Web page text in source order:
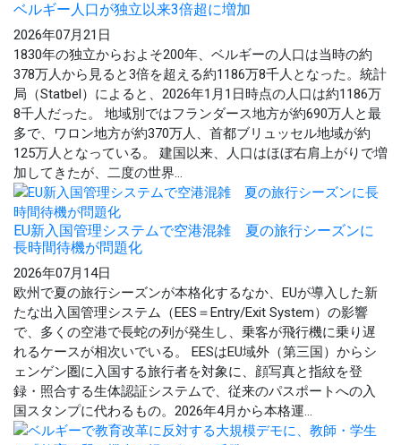
ベルギー人口が独立以来3倍超に増加
2026年07月21日
1830年の独立からおよそ200年、ベルギーの人口は当時の約
378万人から見ると3倍を超える約1186万8千人となった。統計
局（Statbel）によると、2026年1月1日時点の人口は約1186万
8千人だった。 地域別ではフランダース地方が約690万人と最
多で、ワロン地方が約370万人、首都ブリュッセル地域が約
125万人となっている。 建国以来、人口はほぼ右肩上がりで増
加してきたが、二度の世界...
EU新入国管理システムで空港混雑 夏の旅行シーズンに
長時間待機が問題化
2026年07月14日
欧州で夏の旅行シーズンが本格化するなか、EUが導入した新
たな出入国管理システム（EES＝Entry/Exit System）の影響
で、多くの空港で長蛇の列が発生し、乗客が飛行機に乗り遅
れるケースが相次いでいる。 EESはEU域外（第三国）からシ
ェンゲン圏に入国する旅行者を対象に、顔写真と指紋を登
録・照合する生体認証システムで、従来のパスポートへの入
国スタンプに代わるもの。2026年4月から本格運...